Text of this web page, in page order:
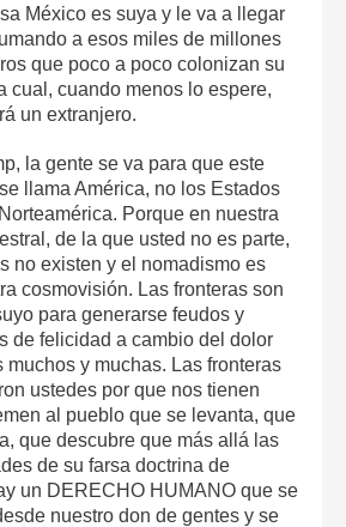
México es suya y le va a llegar
a esos miles de millones
que poco a poco colonizan su
cual, cuando menos lo espere,
un extranjero.
la gente se va para que este
llama América, no los Estados
Porque en nuestra
de la que usted no es parte,
no existen y el nomadismo es
cosmovisión. Las fronteras son
para generarse feudos y
de felicidad a cambio del dolor
muchos y muchas. Las fronteras
ustedes por que nos tienen
al pueblo que se levanta, que
que descubre que más allá las
de su farsa doctrina de
un DERECHO HUMANO que se
nuestro don de gentes y se